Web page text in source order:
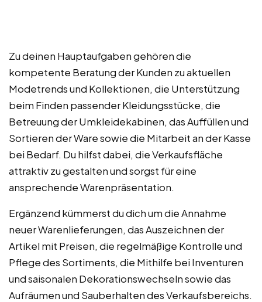
Zu deinen Hauptaufgaben gehören die
kompetente Beratung der Kunden zu aktuellen
Modetrends und Kollektionen, die Unterstützung
beim Finden passender Kleidungsstücke, die
Betreuung der Umkleidekabinen, das Auffüllen und
Sortieren der Ware sowie die Mitarbeit an der Kasse
bei Bedarf. Du hilfst dabei, die Verkaufsfläche
attraktiv zu gestalten und sorgst für eine
ansprechende Warenpräsentation.
Ergänzend kümmerst du dich um die Annahme
neuer Warenlieferungen, das Auszeichnen der
Artikel mit Preisen, die regelmäßige Kontrolle und
Pflege des Sortiments, die Mithilfe bei Inventuren
und saisonalen Dekorationswechseln sowie das
Aufräumen und Sauberhalten des Verkaufsbereichs.